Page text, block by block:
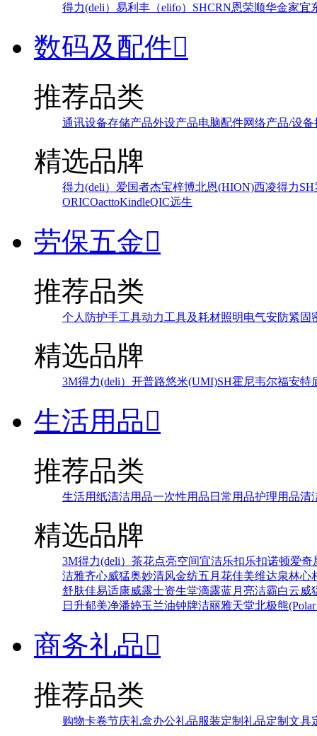
得力(deli） 易利丰（elifo） SHCRN恩荣顺华金家宜
数码及配件
推荐品类
通讯设备存储产品外设产品电脑配件网络产品/设备
精选品牌
得力(deli） 爱国者杰宝梓博北恩(HION)西凌得力SH
ORICOacttoKindleQIC远生
劳保五金
推荐品类
个人防护手工具动力工具及耗材照明电气安防紧固
精选品牌
3M得力(deli） 开普路悠米(UMI)SH霍尼韦尔福安特
生活用品
推荐品类
生活用纸清洁用品一次性用品 日常用品护理用品清
精选品牌
3M得力(deli） 茶花点亮空间宜洁乐扣乐扣诺顿爱奇
洁雅齐心威猛奥妙清风金纺五月花佳美维达泉林心
舒肤佳易适康威露士资生堂滴露蓝月亮洁霸白云威
日升郁美净潘婷玉兰油钟牌洁丽雅天堂北极熊(Polar
商务礼品
推荐品类
购物卡卷节庆礼盒办公礼品服装定制 礼品定制 文具